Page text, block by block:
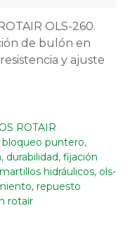
OLS-260.
de bulón en
y ajuste
ROTAIR
bloqueo puntero,
, durabilidad, fijación
martillos hidráulicos, ols-
, repuesto
rotair